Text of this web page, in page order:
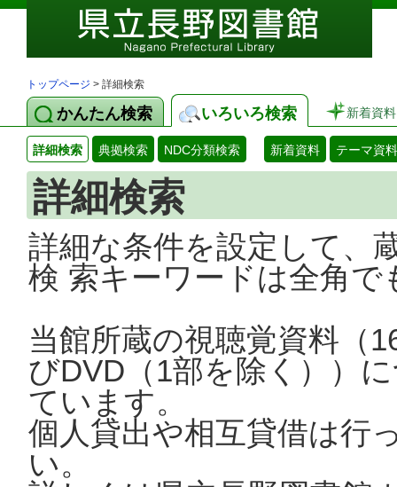
トップページ > 詳細検索
かんたん検索 いろいろ検索 新着資料
詳細検索 典拠検索 NDC分類検索 新着資料 テーマ資料
詳細検索
詳細な条件を設定して、
検 索キーワードは全角
当館所蔵の視聴覚資料（
びDVD（1部を除く））
ています。
個人貸出や相互貸借は行
い。